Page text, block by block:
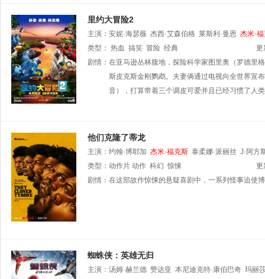
里约大冒险2
主演： 安妮·海瑟薇 杰西·艾森伯格 莱斯利·曼恩 杰米·
拉·斯坦伯格
类型： 热血 搞笑 冒险 经典
更
剧情： 在亚马逊丛林腹地，探险科学家图里奥（罗德里
斯皮克斯金刚鹦鹉。夫妻俩通过电视向全世界宣
音），打算带着三个调皮可爱并且已经习惯了人
他们克隆了蒂龙
主演： 约翰·博耶加 杰米·福克斯 泰柔娜·派丽丝 J·阿方
基 Michael A. Dean 施奎塔·詹姆斯 Freeman
Robertson
类型： 动作片 动作 科幻 惊悚
更
剧情： 在这部故作惊悚的悬疑喜剧中，一系列怪事迫使
蜘蛛侠：英雄无归
主演： 汤姆·赫兰德 赞达亚 本尼迪克特·康伯巴奇 玛丽